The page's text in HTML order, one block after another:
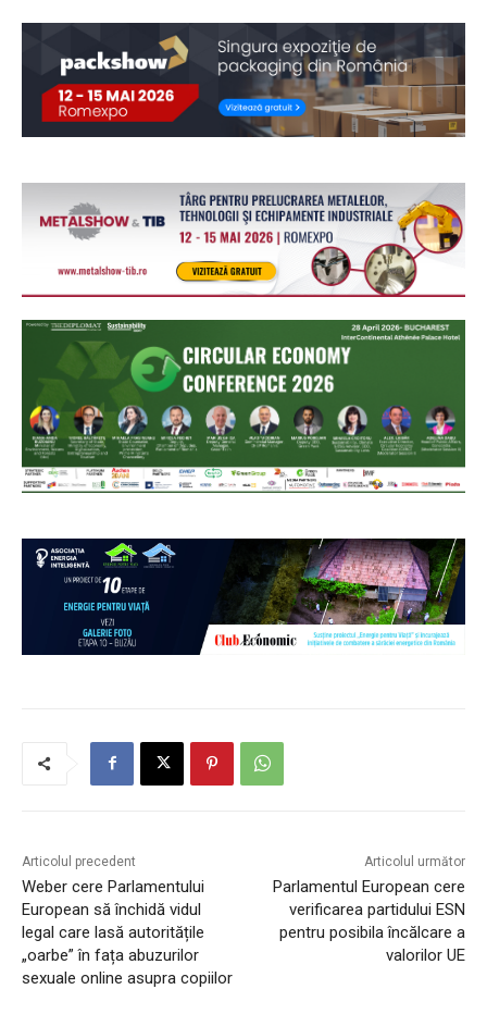
Articolul precedent
Weber cere Parlamentului
European să închidă vidul
legal care lasă autoritățile
„oarbe” în fața abuzurilor
sexuale online asupra copiilor
Articolul următor
Parlamentul European cere
verificarea partidului ESN
pentru posibila încălcare a
valorilor UE